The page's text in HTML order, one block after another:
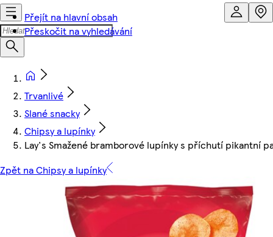
Přejít na hlavní obsah
Přeskočit na vyhledávání
Trvanlivé
Slané snacky
Chipsy a lupínky
Lay's Smažené bramborové lupínky s příchutí pikantní
Zpět na Chipsy a lupínky